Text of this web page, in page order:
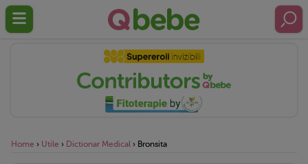
Home › Utile › Dictionar Medical › Bronsita